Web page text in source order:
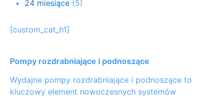
24 miesiące (5)
[custom_cat_h1]
Pompy rozdrabniające i podnoszące
Wydajne pompy rozdrabniające i podnoszące to
kluczowy element nowoczesnych systemów